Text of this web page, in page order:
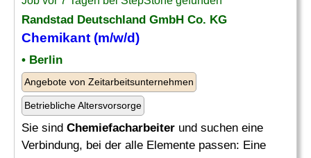
Randstad Deutschland GmbH Co. KG
Chemikant (m/w/d)
• Berlin
Angebote von Zeitarbeitsunternehmen
Betriebliche Altersvorsorge
Sie sind Chemiefacharbeiter und suchen eine
Verbindung, bei der alle Elemente passen: Eine